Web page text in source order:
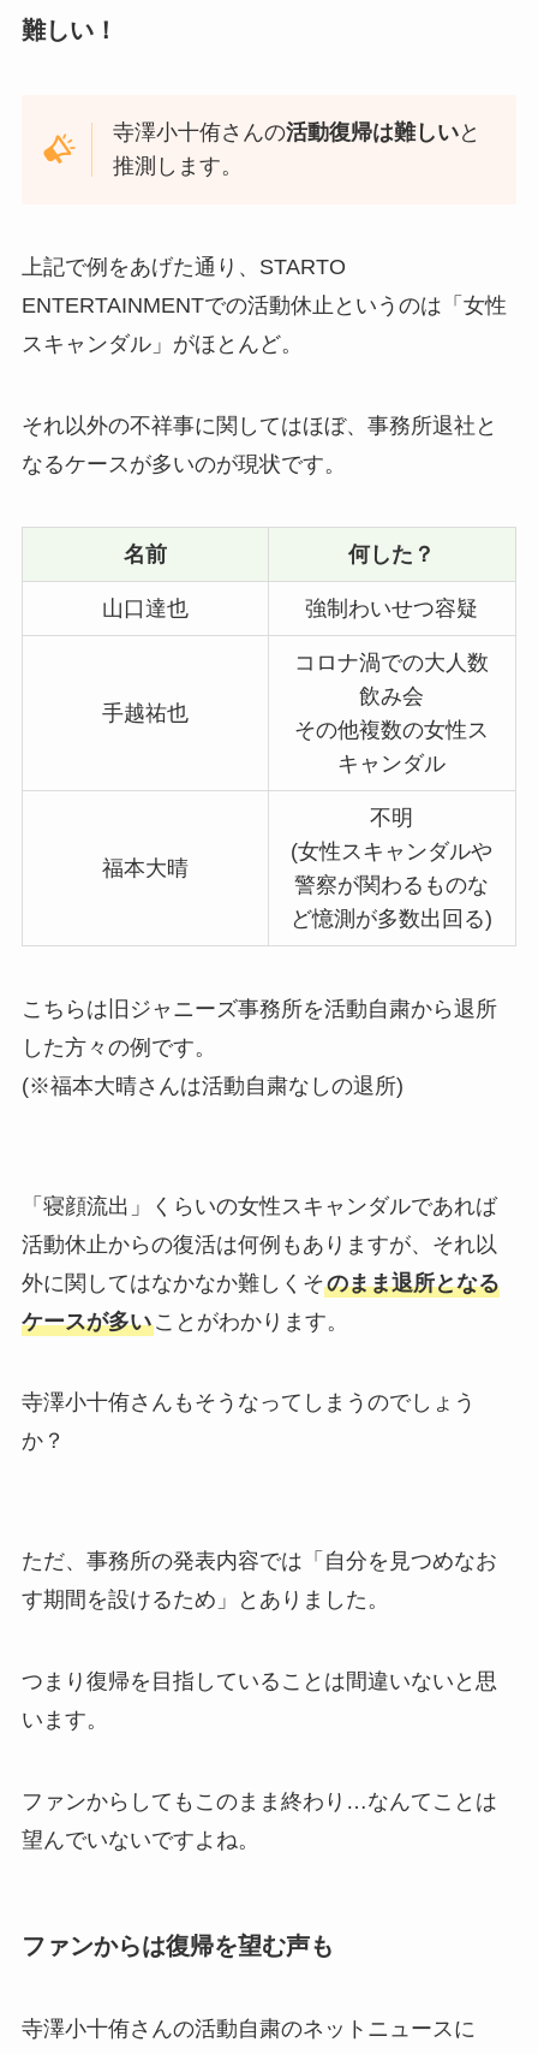
難しい！
寺澤小十侑さんの活動復帰は難しいと
推測します。
上記で例をあげた通り、STARTO
ENTERTAINMENTでの活動休止というのは「女性
スキャンダル」がほとんど。
それ以外の不祥事に関してはほぼ、事務所退社と
なるケースが多いのが現状です。
名前 何した？
山口達也 強制わいせつ容疑
手越祐也
コロナ渦での大人数
飲み会
その他複数の女性ス
キャンダル
福本大晴
不明
(女性スキャンダルや
警察が関わるものな
ど憶測が多数出回る)
こちらは旧ジャニーズ事務所を活動自粛から退所
した方々の例です。
(※福本大晴さんは活動自粛なしの退所)
「寝顔流出」くらいの女性スキャンダルであれば
活動休止からの復活は何例もありますが、それ以
外に関してはなかなか難しくそのまま退所となる
ケースが多いことがわかります。
寺澤小十侑さんもそうなってしまうのでしょう
か？
ただ、事務所の発表内容では「自分を見つめなお
す期間を設けるため」とありました。
つまり復帰を目指していることは間違いないと思
います。
ファンからしてもこのまま終わり…なんてことは
望んでいないですよね。
ファンからは復帰を望む声も
寺澤小十侑さんの活動自粛のネットニュースに